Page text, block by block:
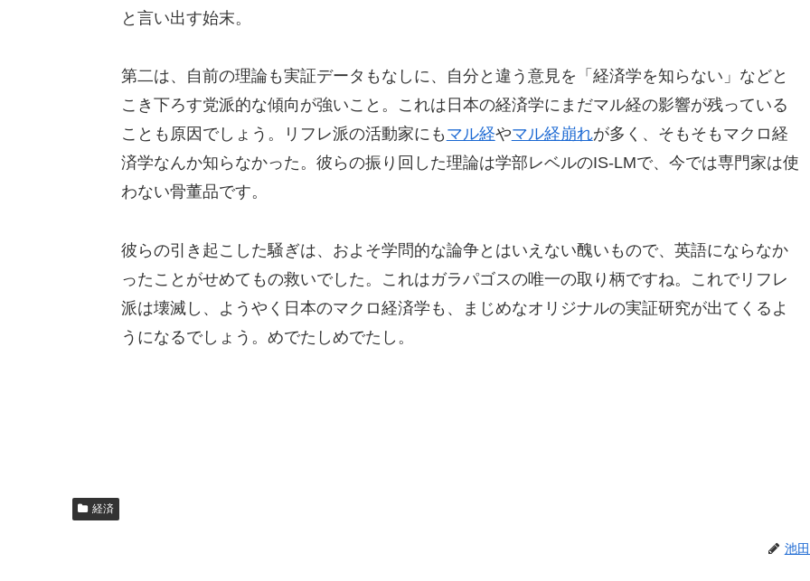
と言い出す始末。
第二は、自前の理論も実証データもなしに、自分と違う意見を「経済学を知らない」などと
こき下ろす党派的な傾向が強いこと。これは日本の経済学にまだマル経の影響が残っている
ことも原因でしょう。リフレ派の活動家にも マル経やマル経崩れが多く、そもそもマクロ経
済学なんか知らなかった。彼らの振り回した理論は学部レベルのIS-LMで、今では専門家は使
わない骨董品です。
彼らの引き起こした騒ぎは、およそ学問的な論争とはいえない醜いもので、英語にならなか
ったことがせめてもの救いでした。これはガラパゴスの唯一の取り柄ですね。これでリフレ
派は壊滅し、ようやく日本のマクロ経済学も、まじめなオリジナルの実証研究が出てくるよ
うになるでしょう。めでたしめでたし。
経済
池